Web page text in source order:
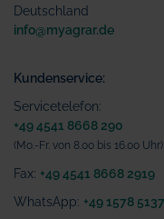
Deutschland
info@myagrar.de
Kundenservice:
Servicetelefon:
+49 4541 8668 290
(Mo.-Fr. von 8.00 bis 16.00 Uhr)
Fax: +49 4541 8668 2919
WhatsApp: +49 1578